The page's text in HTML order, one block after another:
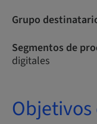
Grupo
Segmentos de
digitales